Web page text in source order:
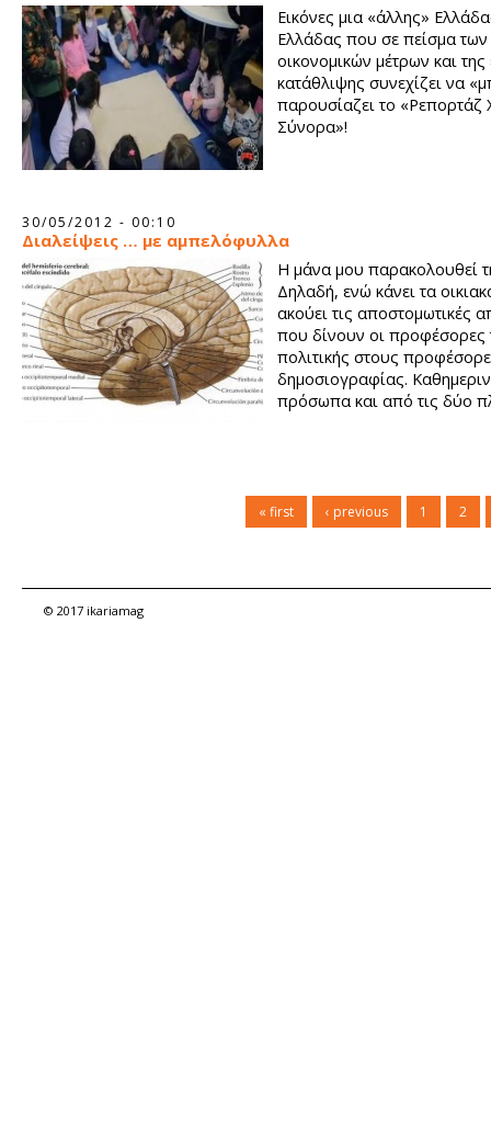
Εικόνες μια «άλλης»
Ελλάδας που σε πείσμα των
οικονομικών μέτρων και της
κατάθλιψης συνεχίζει να
παρουσίαζει το «Ρεπορτάζ
Σύνορα»!
30/05/2012 - 00:10
Διαλείψεις … με αμπελόφυλλα
Η μάνα μου παρακολουθεί
Δηλαδή, ενώ κάνει τα
ακούει τις αποστομωτικές
που δίνουν οι προφέσορες
πολιτικής στους
δημοσιογραφίας.
πρόσωπα και από τις δύο
« first ‹ previous 1 2
© 2017 ikariamag